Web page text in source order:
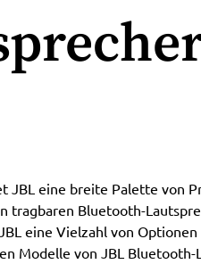
JBL eine breite Palette von
tragbaren Bluetooth-
eine Vielzahl von
Modelle von JBL Bluetooth-